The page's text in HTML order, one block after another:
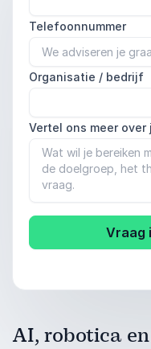
Telefoonnummer
Organisatie / bedrijf
Vertel ons meer
Vraag
AI, robotica